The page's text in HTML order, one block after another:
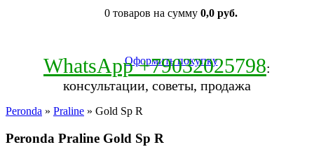
0 товаров на сумму 0,0 руб.
Оформить покупку
WhatsApp +79032025798:
консультации, советы, продажа
Peronda » Praline » Gold Sp R
Peronda Praline Gold Sp R